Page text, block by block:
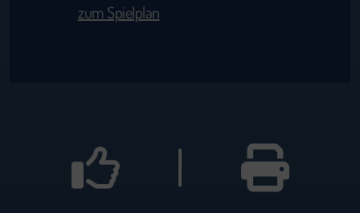
zum Spielplan
|